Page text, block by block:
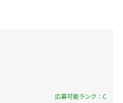
行う場所を含む）
件以上の案件からあ
術などを考慮したう
ーム参画のため、1
最大限希望を反映し
ださい。上流・マ
・ITスクール講師
したり、開発をずっ
応募可能ランク：C